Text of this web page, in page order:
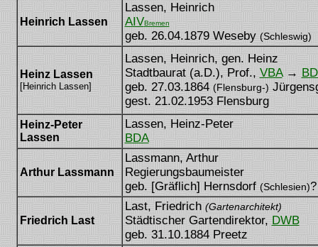
Heinrich Lassen
Lassen, Heinrich
AIVBremen
geb. 26.04.1879 Weseby (Schleswig)
Heinz Lassen
[Heinrich Lassen]
Lassen, Heinrich, gen. Heinz
Stadtbaurat (a.D.), Prof., VBA→
geb. 27.03.1864 (Flensburg-)
gest. 21.02.1953 Flensburg
Heinz-Peter
Lassen
Lassen, Heinz-Peter
BDA
Arthur Lassmann
Lassmann, Arthur
Regierungsbaumeister
geb. [Gräflich] Hernsdorf (Schlesien)?
Friedrich Last
Last, Friedrich (Gartenarchitekt)
Städtischer Gartendirektor, DWB
geb. 31.10.1884 Preetz